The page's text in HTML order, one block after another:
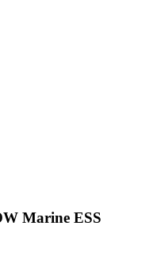
Marine ESS